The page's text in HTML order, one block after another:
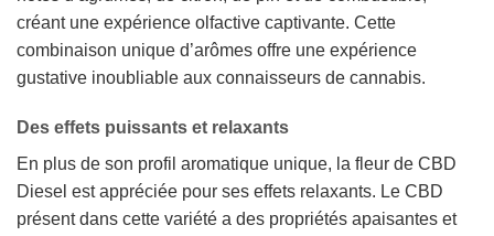
créant une expérience olfactive captivante. Cette
combinaison unique d’arômes offre une expérience
gustative inoubliable aux connaisseurs de cannabis.
Des effets puissants et relaxants
En plus de son profil aromatique unique, la fleur de CBD
Diesel est appréciée pour ses effets relaxants. Le CBD
présent dans cette variété a des propriétés apaisantes et